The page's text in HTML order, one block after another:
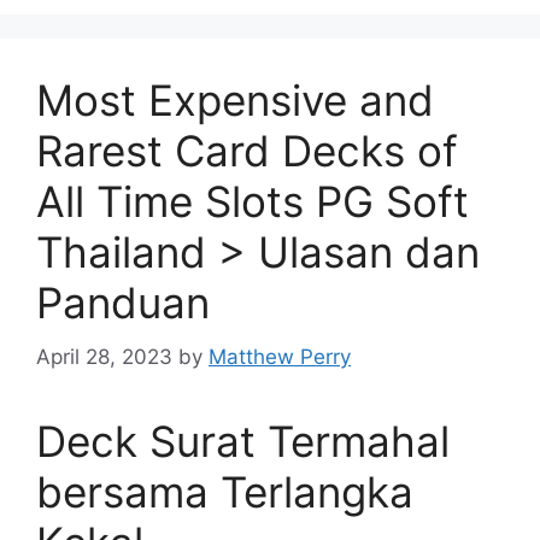
Most Expensive and
Rarest Card Decks of
All Time Slots PG Soft
Thailand > Ulasan dan
Panduan
April 28, 2023 by Matthew Perry
Deck Surat Termahal
bersama Terlangka